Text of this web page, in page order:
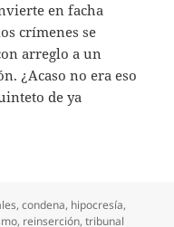
en facha
crímenes se
arreglo a un
¿Acaso no era eso
de ya
,condena, hipocresía,
, reinserción,tribunal